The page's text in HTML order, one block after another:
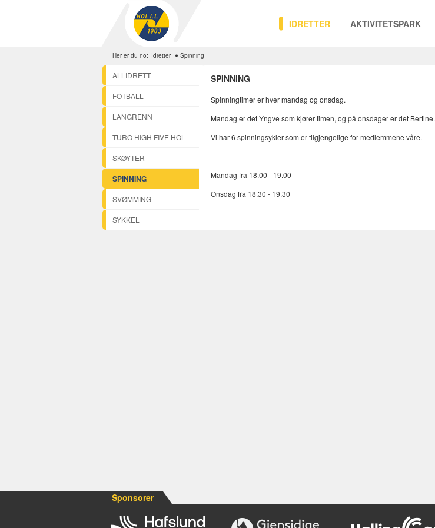
IDRETTER AKTIVITETSPARK
Her er du no: Idretter Spinning
ALLIDRETT
FOTBALL
LANGRENN
TURO HIGH FIVE HOL
SKØYTER
SPINNING
SVØMMING
SYKKEL
SPINNING
Spinningtimer er hver mandag og onsdag.
Mandag er det Yngve som kjører timen, og på onsdager er det Bertine.
Vi har 6 spinningsykler som er tilgjengelige for medlemmene våre.
Mandag fra 18.00 - 19.00
Onsdag fra 18.30 - 19.30
Sponsorer